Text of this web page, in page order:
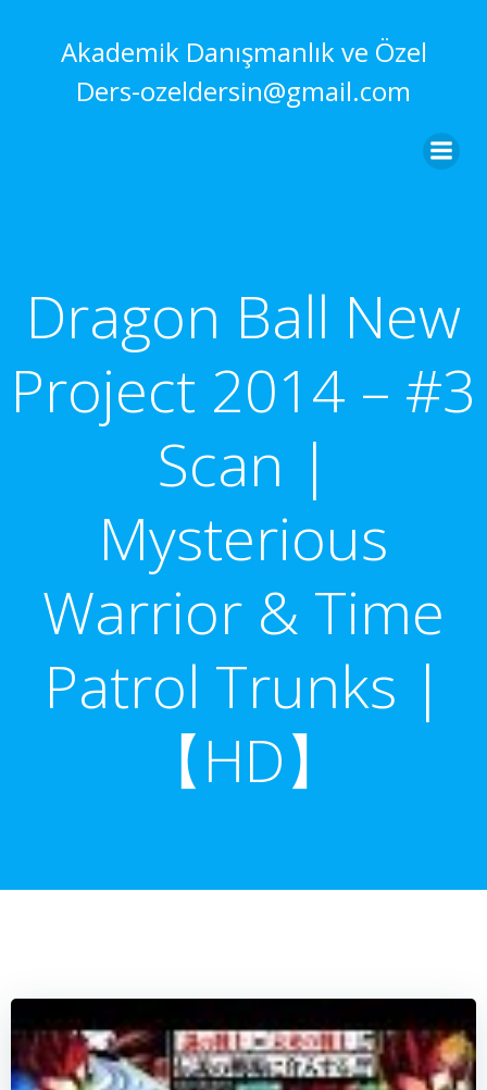
Akademik Danışmanlık ve Özel
Ders-ozeldersin@gmail.com
Dragon Ball New
Project 2014 – #3
Scan |
Mysterious
Warrior & Time
Patrol Trunks |
【HD】